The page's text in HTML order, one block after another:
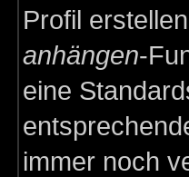
Profil
anhängen-
eine
immer noch